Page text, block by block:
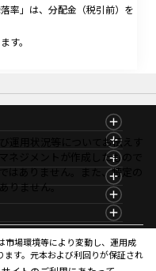
率」は、分配金（税引前）を
す。
運用状況等についてお伝えす
ネジメントが作成したもので
はありません。また、特定の
りません。
市場環境等により変動し、運用成
す。元本および利回りが保証され
について